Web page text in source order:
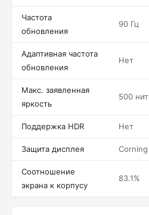
Частота
обновления
90 Гц
Адаптивная частота
обновления
Нет
Макс. заявленная
яркость
500 нит
Поддержка HDR Нет
Защита дисплея
Соотношение
экрана к корпусу
83.1%